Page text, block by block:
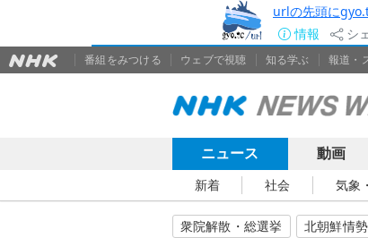
urlの先頭に
情報
シ